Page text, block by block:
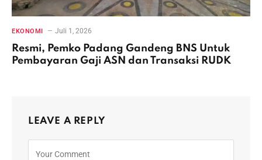
EKONOMI Juli 1, 2026
Resmi, Pemko Padang Gandeng BNS Untuk
Pembayaran Gaji ASN dan Transaksi RUDK
LEAVE A REPLY